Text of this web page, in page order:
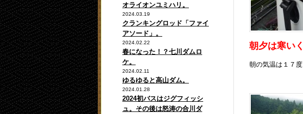
オライオンユミハリ。
2024.03.19
クランキングロッド「ファイ
アソード」。
2024.02.22
春になった！？七川ダムロ
ケ。
2024.02.11
ゆるゆると高山ダム。
2024.01.28
2024初バスはジグフィッシ
ュ。その後は怒涛の合川ダ
朝夕は寒い
朝の気温は１７